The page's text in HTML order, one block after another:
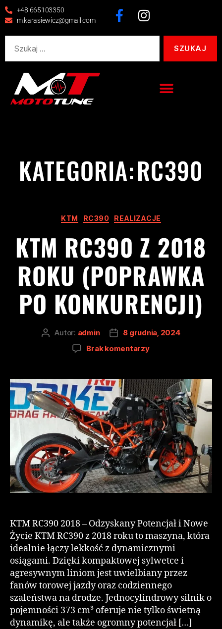
+48 665103350
m.karasiewicz@gmail.com
KATEGORIA:RC390
KTM RC390 REALIZACJE
KTM RC390 Z 2018
ROKU (POPRAWKA
PO KONKURENCJI)
Autor: admin
8 grudnia, 2024
Brak komentarzy
KTM RC390 2018 – Odzyskany Potencjał i Nowe
Życie KTM RC390 z 2018 roku to maszyna, która
idealnie łączy lekkość z dynamicznymi
osiągami. Dzięki kompaktowej sylwetce i
agresywnym liniom jest uwielbiany przez
fanów torowej jazdy oraz codziennego
szaleństwa na drodze. Jednocylindrowy silnik o
pojemności 373 cm³ oferuje nie tylko świetną
dynamikę, ale także ogromny potencjał […]